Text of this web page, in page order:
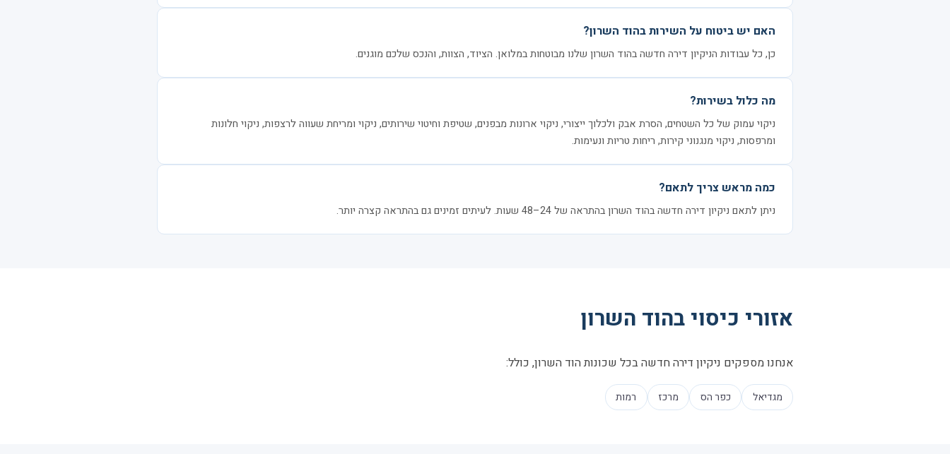
האם יש ביטוח על השירות בהוד השרון?
כן, כל עבודות הניקיון דירה חדשה בהוד השרון שלנו מבוטחות במלואן. הציוד, הצוות, והנכס שלכם מוגנים.
מה כלול בשירות?
ניקוי עמוק של כל השטחים, הסרת אבק ולכלוך ייצורי, ניקוי ארונות מבפנים, שטיפת וחיטוי שירותים, ניקוי ומריחת שעווה לרצפות, ניקוי חלונות
ומרפסות, ניקוי מנגנוני קירות, ריחות טריות ונעימות.
כמה מראש צריך לתאם?
ניתן לתאם ניקיון דירה חדשה בהוד השרון בהתראה של 24–48 שעות. לעיתים זמינים גם בהתראה קצרה יותר.
אזורי כיסוי בהוד השרון
אנחנו מספקים ניקיון דירה חדשה בכל שכונות הוד השרון, כולל:
מגדיאל כפר הס מרכז רמות